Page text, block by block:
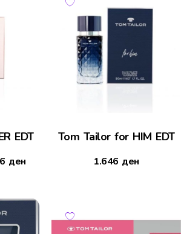
EDT
ден
Tom Tailor for HIM EDT
1.646 ден